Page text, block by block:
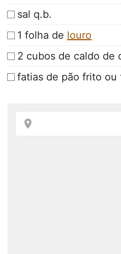
sal q.b.
1 folha de louro
2 cubos de caldo de
fatias de pão frito ou